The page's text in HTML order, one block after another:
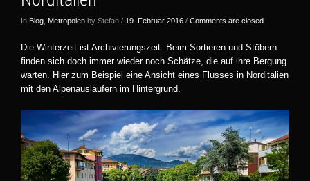
In Blog Metropolen by Stefan / 19. Februar 2016 / Comments are closed
Die Winterzeit ist Archivierungszeit. Beim Sortieren und Stöbern
finden sich doch immer wieder noch Schätze, die auf ihre Bergung
warten. Hier zum Beispiel eine Ansicht eines Flusses in Norditalien
mit den Alpenausläufern im Hintergrund.